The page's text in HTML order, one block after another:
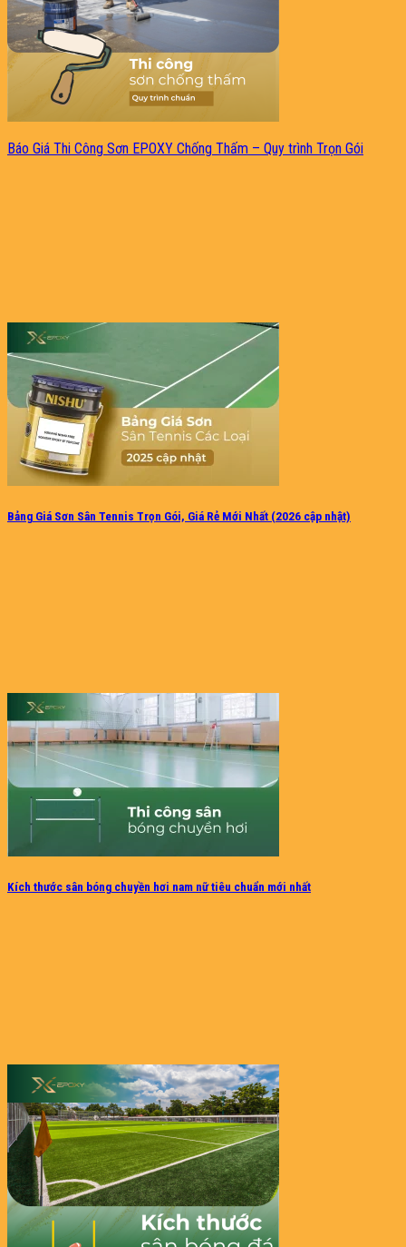
Báo Giá Thi Công Sơn EPOXY Chống Thấm – Quy trình Trọn Gói
Bảng Giá Sơn Sân Tennis Trọn Gói, Giá Rẻ Mới Nhất (2026 cập nhật)
Kích thước sân bóng chuyền hơi nam nữ tiêu chuẩn mới nhất